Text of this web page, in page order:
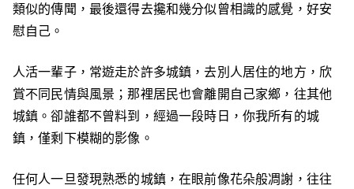
類似的傳聞，最後還得去攙和幾分似曾相識的感覺，好安
慰自己。
人活一輩子，常遊走於許多城鎮，去別人居住的地方，欣
賞不同民情與風景；那裡居民也會離開自己家鄉，往其他
城鎮。卻誰都不曾料到，經過一段時日，你我所有的城
鎮，僅剩下模糊的影像。
任何人一旦發現熟悉的城鎮，在眼前像花朵般凋謝，往往